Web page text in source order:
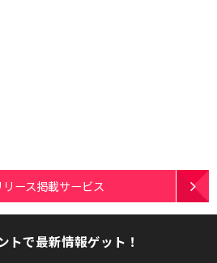
ース掲載サービス
トで最新情報ゲット！